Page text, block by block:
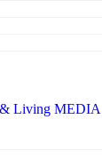
MEDIA
Brașoveni